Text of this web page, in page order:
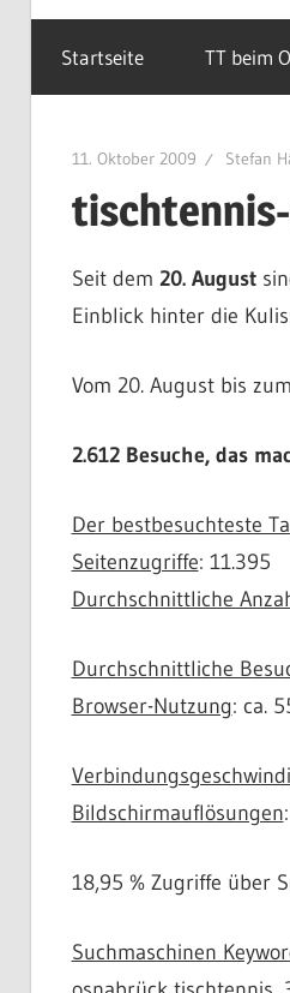
Startseite TT beim
11. Oktober 2009 Stefan
Seit dem 20. August
Einblick hinter die
Vom 20. August bis
2.612 Besuche, das
Der bestbesuchteste
Seitenzugriffe: 11.395
Durchschnittliche
Durchschnittliche
Browser-Nutzung: ca.
Bildschirmauflösungen
18,95 % Zugriffe über
Suchmaschinen